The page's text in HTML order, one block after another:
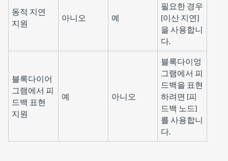
동적 지연
지원
아니오 예
필요한 경우
[이산 지연]
을 사용합니
다.
블록다이어
그램에서 피
드백 표현
지원
예 아니오
블록다이엉
그램에서 피
드백을 표현
하려면 [피
드백 노드]
를 사용합니
다.